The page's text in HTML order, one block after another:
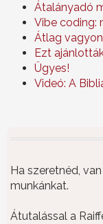
Átalányadó
Vibe coding:
Átlag
Ezt
Ügyes!
Videó: A
Ha szeretnéd,
munkánkat.
Átutalással a